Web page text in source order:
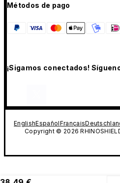
Métodos de pago
¡Sigamos conectados!
EnglishEspañolFrançais
Copyright © 2026